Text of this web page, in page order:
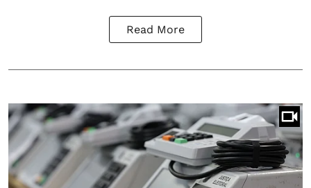
Read More